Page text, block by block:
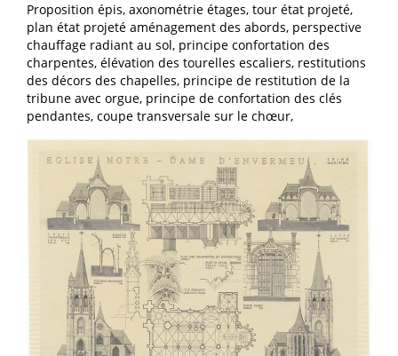
Proposition épis, axonométrie étages, tour état projeté,
plan état projeté aménagement des abords, perspective
chauffage radiant au sol, principe confortation des
charpentes, élévation des tourelles escaliers, restitutions
des décors des chapelles, principe de restitution de la
tribune avec orgue, principe de confortation des clés
pendantes, coupe transversale sur le chœur,